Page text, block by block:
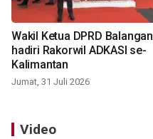
Wakil Ketua DPRD Balangan
hadiri Rakorwil ADKASI se-
Kalimantan
Jumat, 31 Juli 2026
Video